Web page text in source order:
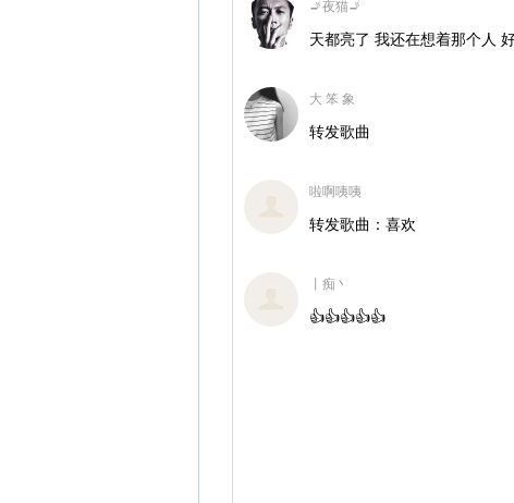
🚬夜猫🚬
天都亮了 我还在想着那个人
大 笨 象
转发歌曲
啦啊咦咦
转发歌曲：喜欢
丨痴丶
👍👍👍👍👍